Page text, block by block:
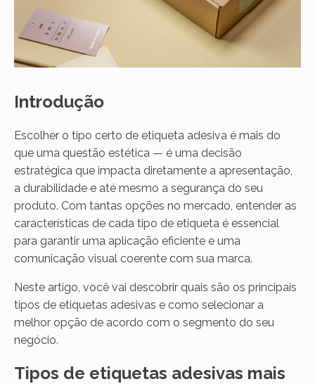
Introdução
Escolher o tipo certo de etiqueta adesiva é mais do
que uma questão estética — é uma decisão
estratégica que impacta diretamente a apresentação,
a durabilidade e até mesmo a segurança do seu
produto. Com tantas opções no mercado, entender as
características de cada tipo de etiqueta é essencial
para garantir uma aplicação eficiente e uma
comunicação visual coerente com sua marca.
Neste artigo, você vai descobrir quais são os principais
tipos de etiquetas adesivas e como selecionar a
melhor opção de acordo com o segmento do seu
negócio.
Tipos de etiquetas adesivas mais